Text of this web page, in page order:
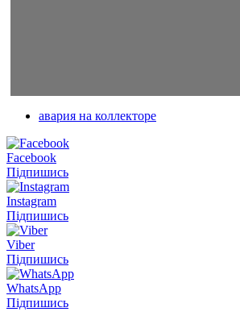
авария на коллекторе
Facebook
Підпишись
Instagram
Підпишись
Viber
Підпишись
WhatsApp
Підпишись